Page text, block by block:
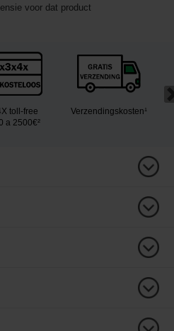
voor dat product
toll-free
a 2500€²
Verzendingskosten¹